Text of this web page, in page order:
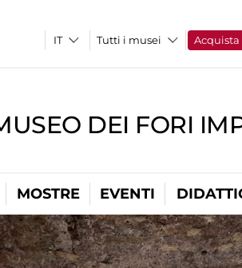
Tutti i musei Acquista
DEI FORI
MOSTRE EVENTI